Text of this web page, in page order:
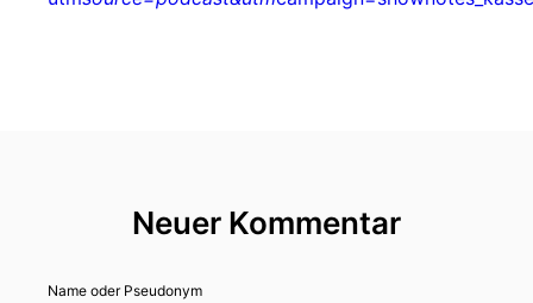
Neuer Kommentar
Name oder Pseudonym